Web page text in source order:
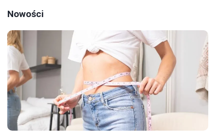
Nowości